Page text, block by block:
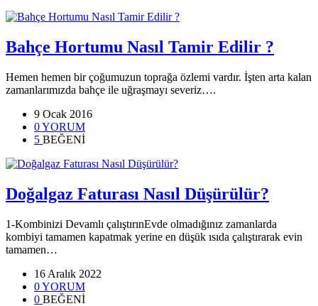
Bahçe Hortumu Nasıl Tamir Edilir ?
Hemen hemen bir çoğumuzun toprağa özlemi vardır. İşten arta kalan
zamanlarımızda bahçe ile uğraşmayı severiz….
9 Ocak 2016
0 YORUM
5 BEĞENİ
Doğalgaz Faturası Nasıl Düşürülür?
1-Kombinizi Devamlı çalıştırınEvde olmadığınız zamanlarda
kombiyi tamamen kapatmak yerine en düşük ısıda çalıştırarak evin
tamamen…
16 Aralık 2022
0 YORUM
0 BEĞENİ